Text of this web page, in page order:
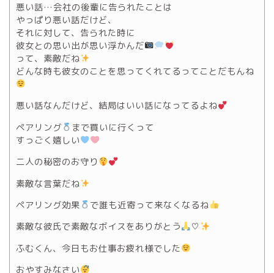
悪い話…会社の後輩に告られたことは
やっぱり悪い話だけど、
それに対して、告られた時に
彼女との思い出が思い浮かんだ
って、素敵だね
どんな時も彼女のことを思ってくれてるってことだもんね
悪い話なんだけど、結局はいい話になってるよね
ペアリング
まで買いに行くって
すっごく嬉しい
二人の秘密のお守り
素敵な言葉だね
ペアリング効果
で誰も近寄って来なくなるね
素敵な彼氏で素敵なボイスをありがとう
♡
ふむくん、今日もお仕事お疲れ様でした
おやすみなさい